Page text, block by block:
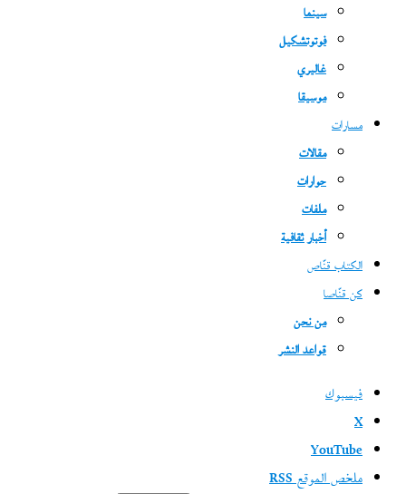
سينما
فوتوتشكيل
غاليري
موسيقا
مسارات
مقالات
حوارات
ملفات
أخبار ثقافية
الكتاب قنّاص
كن قنّاصا
من نحن
قواعد النشر
فيسبوك
‫X
‫YouTube
ملخص الموقع RSS